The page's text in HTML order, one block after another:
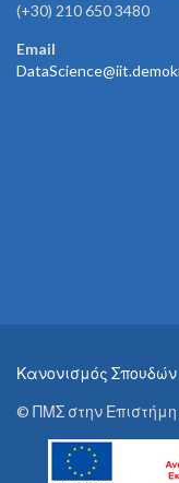
(+30) 210 650 3480
Email
Κανονισμός Σπουδών
© ΠΜΣ στην